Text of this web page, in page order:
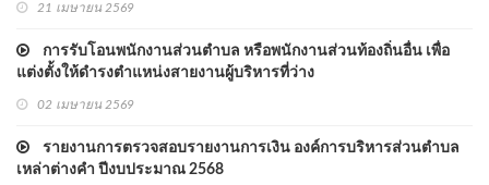
21 เมษายน 2569
การรับโอนพนักงานส่วนตำบล หรือพนักงานส่วนท้องถิ่นอื่น เพื่อ
แต่งตั้งให้ดำรงตำแหน่งสายงานผู้บริหารที่ว่าง
02 เมษายน 2569
รายงานการตรวจสอบรายงานการเงิน องค์การบริหารส่วนตำบล
เหล่าต่างคำ ปีงบประมาณ 2568